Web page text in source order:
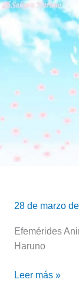
28 de marzo
Efemérides
Haruno
Sakura
Haruno,
flor
de
Konoha
Naruto
Leer más »